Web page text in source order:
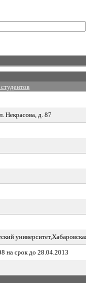
Некрасова, д. 87
на срок до 28.04.2013